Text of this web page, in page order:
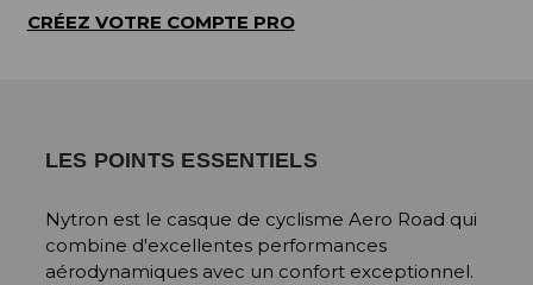
CRÉEZ VOTRE COMPTE PRO
LES POINTS ESSENTIELS
Nytron est le casque de cyclisme Aero Road qui
combine d'excellentes performances
aérodynamiques avec un confort exceptionnel.